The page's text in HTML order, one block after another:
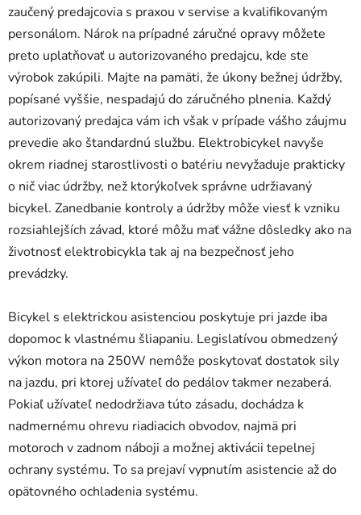
zaučený predajcovia s praxou v servise a kvalifikovaným
personálom. Nárok na prípadné záručné opravy môžete
preto uplatňovať u autorizovaného predajcu, kde ste
výrobok zakúpili. Majte na pamäti, že úkony bežnej údržby,
popísané vyššie, nespadajú do záručného plnenia. Každý
autorizovaný predajca vám ich však v prípade vášho záujmu
prevedie ako štandardnú službu. Elektrobicykel navyše
okrem riadnej starostlivosti o batériu nevyžaduje prakticky
o nič viac údržby, než ktorýkoľvek správne udržiavaný
bicykel. Zanedbanie kontroly a údržby môže viesť k vzniku
rozsiahlejších závad, ktoré môžu mať vážne dôsledky ako na
životnosť elektrobicykla tak aj na bezpečnosť jeho
prevádzky.
Bicykel s elektrickou asistenciou poskytuje pri jazde iba
dopomoc k vlastnému šliapaniu. Legislatívou obmedzený
výkon motora na 250W nemôže poskytovať dostatok sily
na jazdu, pri ktorej užívateľ do pedálov takmer nezaberá.
Pokiaľ užívateľ nedodržiava túto zásadu, dochádza k
nadmernému ohrevu riadiacich obvodov, najmä pri
motoroch v zadnom náboji a možnej aktivácii tepelnej
ochrany systému. To sa prejaví vypnutím asistencie až do
opätovného ochladenia systému.